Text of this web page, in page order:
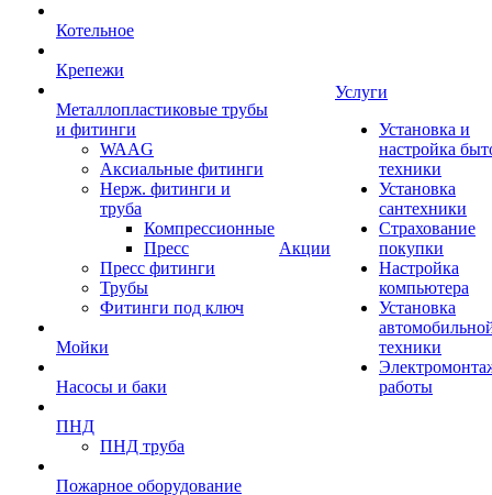
Котельное
Крепежи
Металлопластиковые трубы
и фитинги
WAAG
Аксиальные фитинги
Нерж. фитинги и
труба
Компрессионные
Пресс
Пресс фитинги
Трубы
Фитинги под ключ
Мойки
Насосы и баки
ПНД
ПНД труба
Пожарное оборудование
Акции
Услуги
Установка и
настройка
техники
Установка
сантехники
Страхование
покупки
Настройка
компьютера
Установка
техники
работы